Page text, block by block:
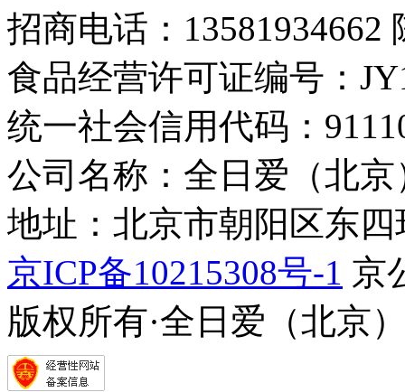
招商电话：13581934662
食品经营许可证编号：
统一社会信用代码：
公司名称：全日爱（北
地址：北京市朝阳区东
京ICP备10215308号-1 京
版权所有·全日爱（北京